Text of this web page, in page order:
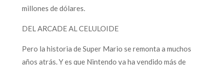
millones de dólares.
DEL ARCADE AL CELULOIDE
Pero la historia de Super Mario se remonta a muchos
años atrás. Y es que Nintendo ya ha vendido más de